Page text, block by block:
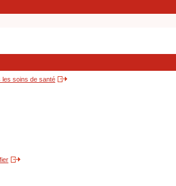
les soins de santé